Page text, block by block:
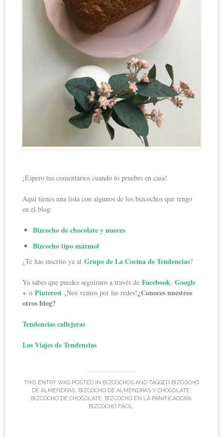
¡Espero tus comentarios cuando lo pruebes en casa!
Aquí tienes una lista con algunos de los bizcochos que tengo
en el blog:
Bizcocho de chocolate y nueces
Bizcocho tipo mármol
¿Te has inscrito ya alGrupo de La Cocina de Tendencias?
Ya sabes que puedes seguirnos a través deFacebook,Google
+ oPinterest ¡Nos vemos por las redes!¿Conoces nuestros
otros blog?
Tendencias callejeras
Los Viajes de Tendencias
THIS ENTRY WAS POSTED IN BIZCOCHOS AND TAGGED BIZCOCHO
DE ALMENDRAS, BIZCOCHO DE ALMENDRAS Y CHOCOLATE,
BIZCOCHO DE CHOCOLATE, BIZCOCHO EN LA PANIFICADORA,
BIZCOCHO FÁCIL.